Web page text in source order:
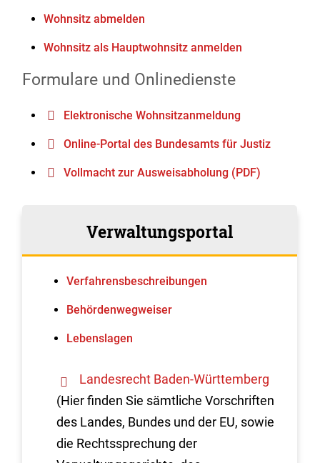
Wohnsitz abmelden
Wohnsitz als Hauptwohnsitz anmelden
Formulare und Onlinedienste
Elektronische Wohnsitzanmeldung
Online-Portal des Bundesamts für Justiz
Vollmacht zur Ausweisabholung (PDF)
Verwaltungsportal
Verfahrens­beschreibungen
Behördenwegweiser
Lebenslagen
Landesrecht Baden-Württemberg
(Hier finden Sie sämtliche Vorschriften
des Landes, Bundes und der EU, sowie
die Rechtssprechung der